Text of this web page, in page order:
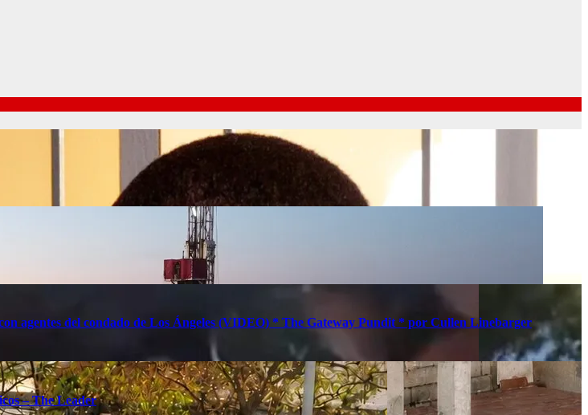
agentes del condado de Los Ángeles (VIDEO) * The Gateway Pundit * por Cullen Linebarger
– The Leader